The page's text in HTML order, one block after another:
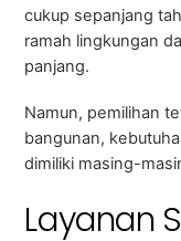
cukup sepanjang
ramah lingkungan
panjang.
Namun, pemilihan
bangunan,
dimiliki masing-
Layanan